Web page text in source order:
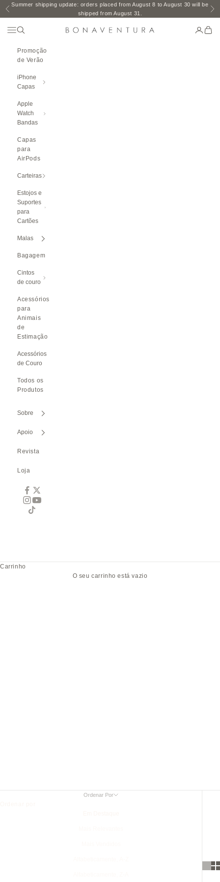
Saltar para o conteúdo
Anterior
Summer shipping update: orders placed from August 8 to August 30 will be
shipped from August 31.
BONAVENTURA GLOBAL
Abrir Menu De Navegação
Abrir pesquisa AbrirAbrir
Promoção
de Verão
iPhone
Capas
Apple
Watch
Bandas
Capas
para
AirPods
Carteiras
Estojos e
Suportes
para
Cartões
Malas
Bagagem
Cintos
de couro
Acessórios
para
Animais
de
Estimação
Acessórios
de Couro
Todos os
Produtos
Sobre
Apoio
Revista
Loja
Carrinho
O seu carrinho está vazio
Ordenar Por